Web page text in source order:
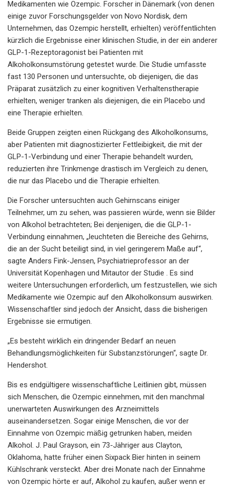
Medikamenten wie Ozempic. Forscher in Dänemark (von denen
einige zuvor Forschungsgelder von Novo Nordisk, dem
Unternehmen, das Ozempic herstellt, erhielten) veröffentlichten
kürzlich die Ergebnisse einer klinischen Studie, in der ein anderer
GLP-1-Rezeptoragonist bei Patienten mit
Alkoholkonsumstörung getestet wurde. Die Studie umfasste
fast 130 Personen und untersuchte, ob diejenigen, die das
Präparat zusätzlich zu einer kognitiven Verhaltenstherapie
erhielten, weniger tranken als diejenigen, die ein Placebo und
eine Therapie erhielten.
Beide Gruppen zeigten einen Rückgang des Alkoholkonsums,
aber Patienten mit diagnostizierter Fettleibigkeit, die mit der
GLP-1-Verbindung und einer Therapie behandelt wurden,
reduzierten ihre Trinkmenge drastisch im Vergleich zu denen,
die nur das Placebo und die Therapie erhielten.
Die Forscher untersuchten auch Gehirnscans einiger
Teilnehmer, um zu sehen, was passieren würde, wenn sie Bilder
von Alkohol betrachteten; Bei denjenigen, die die GLP-1-
Verbindung einnahmen, „leuchteten die Bereiche des Gehirns,
die an der Sucht beteiligt sind, in viel geringerem Maße auf“,
sagte Anders Fink-Jensen, Psychiatrieprofessor an der
Universität Kopenhagen und Mitautor der Studie . Es sind
weitere Untersuchungen erforderlich, um festzustellen, wie sich
Medikamente wie Ozempic auf den Alkoholkonsum auswirken.
Wissenschaftler sind jedoch der Ansicht, dass die bisherigen
Ergebnisse sie ermutigen.
„Es besteht wirklich ein dringender Bedarf an neuen
Behandlungsmöglichkeiten für Substanzstörungen“, sagte Dr.
Hendershot.
Bis es endgültigere wissenschaftliche Leitlinien gibt, müssen
sich Menschen, die Ozempic einnehmen, mit den manchmal
unerwarteten Auswirkungen des Arzneimittels
auseinandersetzen. Sogar einige Menschen, die vor der
Einnahme von Ozempic mäßig getrunken haben, meiden
Alkohol. J. Paul Grayson, ein 73-Jähriger aus Clayton,
Oklahoma, hatte früher einen Sixpack Bier hinten in seinem
Kühlschrank versteckt. Aber drei Monate nach der Einnahme
von Ozempic hörte er auf, Alkohol zu kaufen, außer wenn er